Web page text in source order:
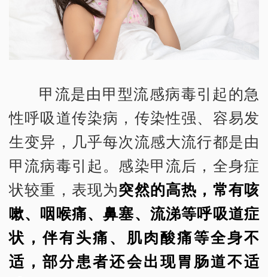
甲流是由甲型流感病毒引起的急
性呼吸道传染病，传染性强、容易发
生变异，几乎每次流感大流行都是由
甲流病毒引起。感染甲流后，全身症
状较重，表现为突然的高热，常有咳
嗽、咽喉痛、鼻塞、流涕等呼吸道症
状，伴有头痛、肌肉酸痛等全身不
适，部分患者还会出现胃肠道不适